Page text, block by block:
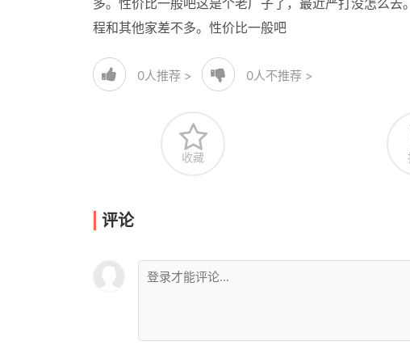
多。性价比一般吧这是个老厂子了，最近严打没怎么
程和其他家差不多。性价比一般吧
0人推荐 > 0人不推荐 >
收藏
评论